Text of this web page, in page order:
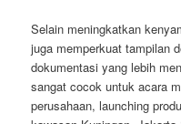
Selain meningkatkan
juga memperkuat tampilan
dokumentasi yang lebih
sangat cocok untuk acara
perusahaan, launching